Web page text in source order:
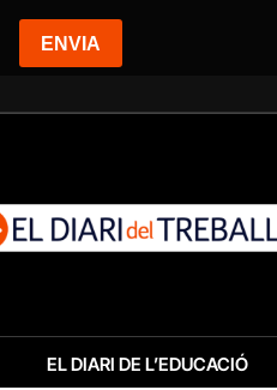
EL DIARI DE L’EDUCACIÓ